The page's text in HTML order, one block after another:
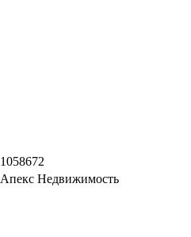
1058672
Апекс Недвижимость